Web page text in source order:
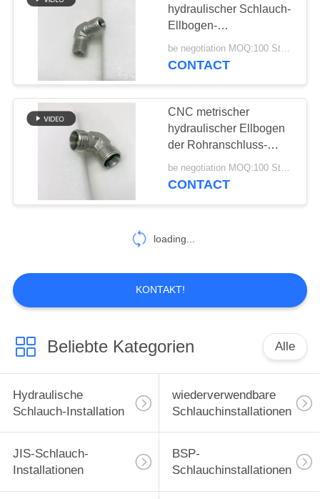
Metrische
Schlauchadapter
33
hydraulische
99
Gleitringdichtungen
96
hydraulischer Schlauch-
Ellbogen-
Kohlenstoffstahl-Mann
be negotiation MOQ:100 Stücke
CONTACT
CNC metrischer
hydraulischer Ellbogen
der Rohranschluss-
Hochdruckkohlenstoffstahl-
Schwenker-Nuss-90
be negotiation MOQ:100 Stücke
CONTACT
loading...
KONTAKT!
Beliebte Kategorien Alle
Hydraulische
Schlauch-Installation
wiederverwendbare
Schlauchinstallationen
JIS-Schlauch-
Installationen
BSP-
Schlauchinstallationen